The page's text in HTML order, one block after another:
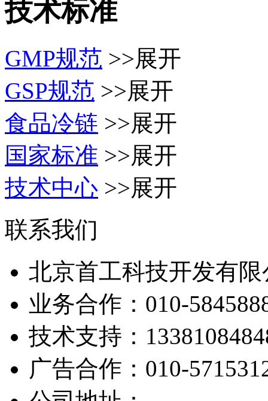
技术标准
GMP规范 >>展开
GSP规范 >>展开
食品冷链 >>展开
国家标准 >>展开
技术中心 >>展开
联系我们
北京首工科技开发有限
业务合作： 010-
技术支持：
广告合作： 010-